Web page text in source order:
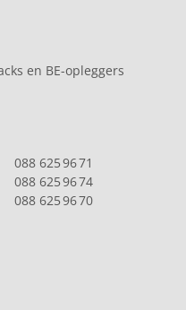
en BE-opleggers
088 625 96 71
088 625 96 74
088 625 96 70